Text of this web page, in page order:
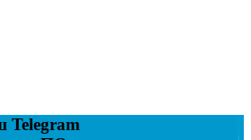
Telegram